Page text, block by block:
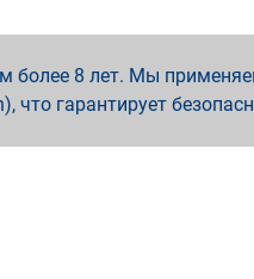
8 лет. Мы
что гарантирует